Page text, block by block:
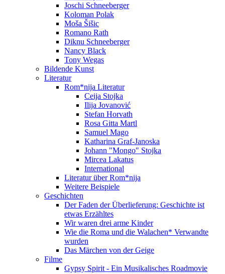
Joschi Schneeberger
Koloman Polak
Moša Šišic
Romano Rath
Diknu Schneeberger
Nancy Black
Tony Wegas
Bildende Kunst
Literatur
Rom*nija Literatur
Ceija Stojka
Ilija Jovanović
Stefan Horvath
Rosa Gitta Martl
Samuel Mago
Katharina Graf-Janoska
Johann "Mongo" Stojka
Mircea Lakatus
International
Literatur über Rom*nija
Weitere Beispiele
Geschichten
Der Faden der Überlieferung: Geschichte ist
etwas Erzähltes
Wir waren drei arme Kinder
Wie die Roma und die Walachen* Verwandte
wurden
Das Märchen von der Geige
Filme
Gypsy Spirit - Ein Musikalisches Roadmovie